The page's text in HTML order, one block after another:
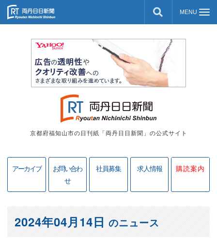
京都府福知山市の日刊紙「両丹日日新聞」の公式サイト
アーカイブ
お問い合わ
せ
社員募集 求人情報 購読案内
2024年04月14日のニュース